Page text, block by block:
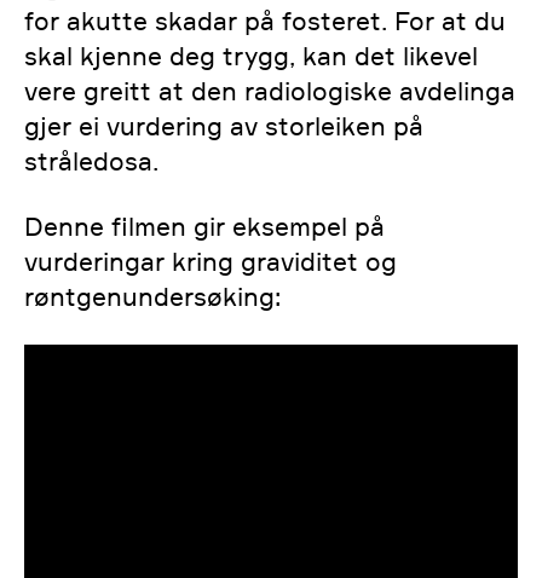
for akutte skadar på fosteret. For at du
skal kjenne deg trygg, kan det likevel
vere greitt at den radiologiske avdelinga
gjer ei vurdering av storleiken på
stråledosa.
Denne filmen gir eksempel på
vurderingar kring graviditet og
røntgenundersøking: